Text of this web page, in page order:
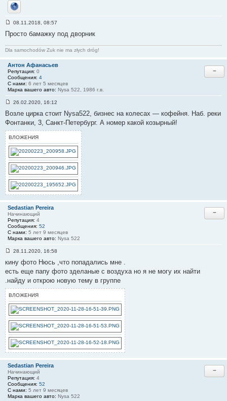
Сайт
о
б
щ
н
и
е
#
2
08.11.2018, 08:57
Просто бамажку под дворник
Dla samochodów Zuk nie ma złych dróg!
Антон Афанасьев
Репутация: 0
Сообщения: 4
С нами: 6 лет 5 месяцев
Марка вашего авто: Nysa 522, 1986 г.в.
−
о
б
щ
е
н
и
е
#
2
9
26.02.2020, 16:12
Возле цирка стоит Nysa522, бизнес на колесах — кофейня. Наб. реки
Фонтанки, 3, Санкт-Петербург. А номер какой козырный!
ВЛОЖЕНИЯ
Sedastian Pereira
Начинающий
Репутация: 4
Сообщения: 52
С нами: 5 лет 9 месяцев
Марка вашего авто: Nysa 522
−
о
б
щ
и
е
#
3
0
28.11.2020, 16:58
кину фото Нюсь ,что попадались мне .
есть еще папу фото зделаные с воздуха но я не могу их найти
.найду и открою новую тему в группе
ВЛОЖЕНИЯ
Sedastian Pereira
Начинающий
Репутация: 4
Сообщения: 52
С нами: 5 лет 9 месяцев
Марка вашего авто: Nysa 522
−